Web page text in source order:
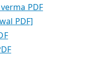
PDF
PDF]